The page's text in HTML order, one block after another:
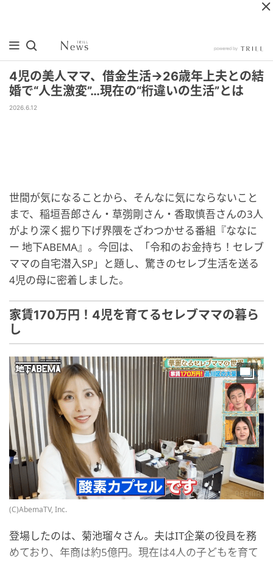
4児の美人ママ、借金生活→26歳年上夫との結
婚で“人生激変”…現在の“桁違いの生活”とは
2026.6.12
世間が気になることから、そんなに気にならないこと
まで、稲垣吾郎さん・草彅剛さん・香取慎吾さんの3人
がより深く掘り下げ界隈をざわつかせる番組『ななに
ー 地下ABEMA』。今回は、「令和のお金持ち！セレブ
ママの自宅潜入SP」と題し、驚きのセレブ生活を送る
4児の母に密着しました。
家賃170万円！4児を育てるセレブママの暮ら
し
(C)AbemaTV, Inc.
登場したのは、菊池瑠々さん。夫はIT企業の役員を務
めており、年商は約5億円。現在は4人の子どもを育て